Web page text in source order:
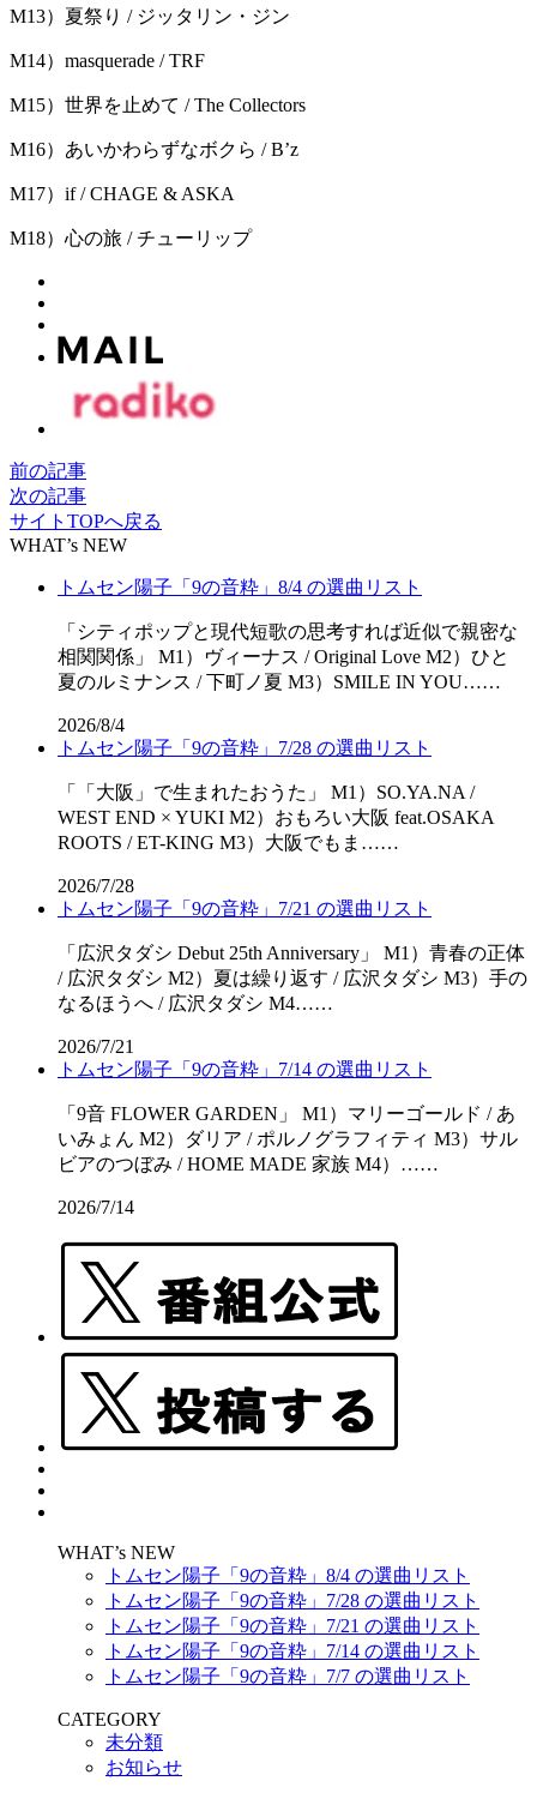
M13）夏祭り / ジッタリン・ジン
M14）masquerade / TRF
M15）世界を止めて / The Collectors
M16）あいかわらずなボクら / B’z
M17）if / CHAGE & ASKA
M18）心の旅 / チューリップ
前の記事
次の記事
サイトTOPへ戻る
WHAT’s NEW
トムセン陽子「9の音粋」8/4 の選曲リスト
「シティポップと現代短歌の思考すれば近似で親密な
相関関係」 M1）ヴィーナス / Original Love M2）ひと
夏のルミナンス / 下町ノ夏 M3）SMILE IN YOU……
2026/8/4
トムセン陽子「9の音粋」7/28 の選曲リスト
「「⼤阪」で⽣まれたおうた」 M1）SO.YA.NA /
WEST END × YUKI M2）おもろい大阪 feat.OSAKA
ROOTS / ET-KING M3）大阪でもま……
2026/7/28
トムセン陽子「9の音粋」7/21 の選曲リスト
「広沢タダシ Debut 25th Anniversary」 M1）青春の正体
/ 広沢タダシ M2）夏は繰り返す / 広沢タダシ M3）手の
なるほうへ / 広沢タダシ M4……
2026/7/21
トムセン陽子「9の音粋」7/14 の選曲リスト
「9音 FLOWER GARDEN」 M1）マリーゴールド / あ
いみょん M2）ダリア / ポルノグラフィティ M3）サル
ビアのつぼみ / HOME MADE 家族 M4）……
2026/7/14
WHAT’s NEW
トムセン陽子「9の音粋」8/4 の選曲リスト
トムセン陽子「9の音粋」7/28 の選曲リスト
トムセン陽子「9の音粋」7/21 の選曲リスト
トムセン陽子「9の音粋」7/14 の選曲リスト
トムセン陽子「9の音粋」7/7 の選曲リスト
CATEGORY
未分類
お知らせ